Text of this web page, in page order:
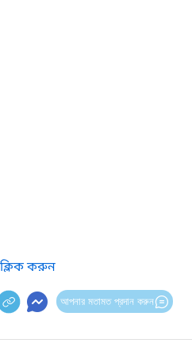
করুন
আপনার মতামত প্রদান করুন